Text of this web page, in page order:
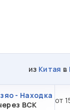
из Китая в
- Находка
ВСК
от